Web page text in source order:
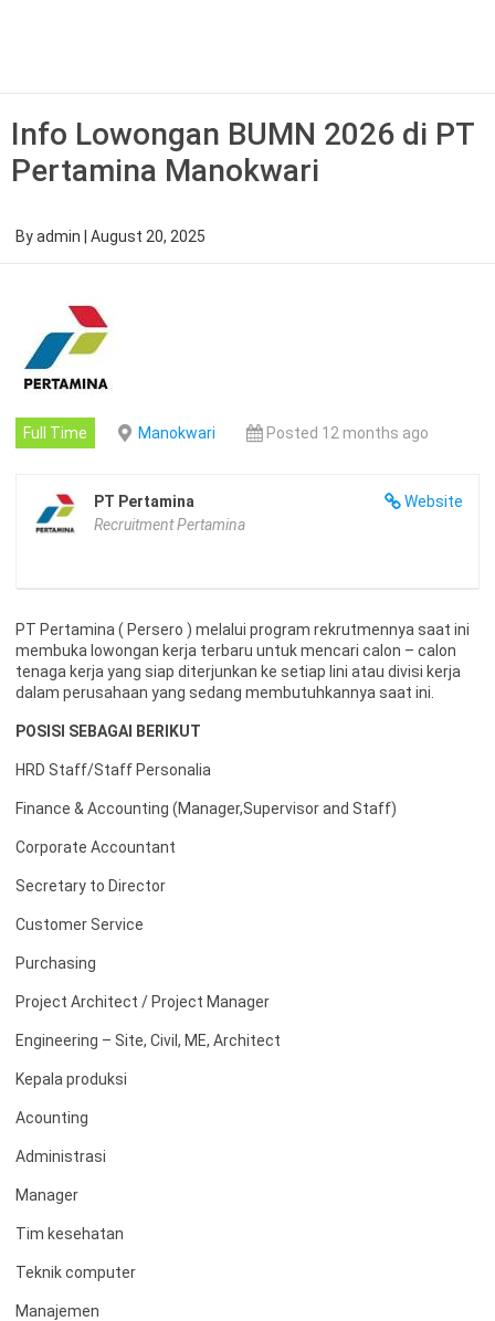
Info Lowongan BUMN 2026 di PT
Pertamina Manokwari
Byadmin August 20, 2025
Full Time Manokwari Posted 12 months ago
Website
PT Pertamina
Recruitment Pertamina
PT Pertamina ( Persero ) melalui program rekrutmennya saat ini
membuka lowongan kerja terbaru untuk mencari calon – calon
tenaga kerja yang siap diterjunkan ke setiap lini atau divisi kerja
dalam perusahaan yang sedang membutuhkannya saat ini.
POSISI SEBAGAI BERIKUT
HRD Staff/Staff Personalia
Finance & Accounting (Manager,Supervisor and Staff)
Corporate Accountant
Secretary to Director
Customer Service
Purchasing
Project Architect / Project Manager
Engineering – Site, Civil, ME, Architect
Kepala produksi
Acounting
Administrasi
Manager
Tim kesehatan
Teknik computer
Manajemen